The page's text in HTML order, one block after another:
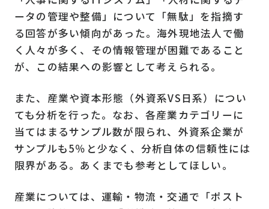
ータの管理や整備」について「無駄」を指摘す
る回答が多い傾向があった。海外現地法人で働
く人々が多く、その情報管理が困難であること
が、この結果への影響として考えられる。
また、産業や資本形態（外資系VS 日系）につい
ても分析を行った。なお、各産業カテゴリーに
当てはまるサンプル数が限られ、外資系企業が
サンプルも5％と少なく、分析自体の信頼性には
限界がある。あくまでも参考としてほしい。
産業については、運輸・物流・交通で「ポスト